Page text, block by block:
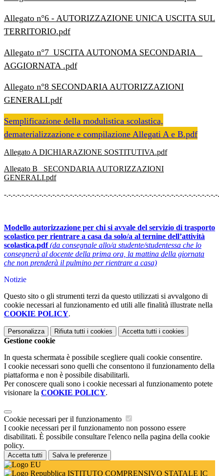
Allegato n°6 - AUTORIZZAZIONE UNICA USCITA SUL
TERRITORIO.pdf
Allegato n°7_USCITA AUTONOMA SECONDARIA _
AGGIORNATA .pdf
Allegato n°8 SECONDARIA AUTORIZZAZIONI
GENERALI.pdf
Semplificazione della modulistica scolastica,
dematerializzazione e compilazione Allegati A e B.pdf
Allegato A DICHIARAZIONE SOSTITUTIVA.pdf
Allegato B_ SECONDARIA AUTORIZZAZIONI
GENERALI.pdf
-.-.-.-.-.-.-.-.-.-.-.-.-.-.-.-.-.-.-.-.-.-.-.-.-.-.-.-.-.-.-.-.-.-.-.-.-.-.-.-.-.-.-.-.-.-.-.-
Modello autorizzazione per chi si avvale del servizio di trasporto
scolastico per rientrare a casa da solo/a al ternine dell’attività
scolastica.pdf (da consegnale allo/a studente/studentessa che lo
consegnerà al docente della prima ora, la mattina della giornata
che non prenderà il pulmino per rientrare a casa)
Notizie
Questo sito o gli strumenti terzi da questo utilizzati si avvalgono di
cookie necessari al funzionamento ed utili alle finalità illustrate nella
COOKIE POLICY.
Personalizza Rifiuta tutti i cookies Accetta tutti i cookies
Gestione cookie
In questa schermata è possibile scegliere quali cookie consentire.
I cookie necessari sono quelli che consentono il funzionamento della
piattaforma e non è possibile disabilitarli.
Per conoscere quali sono i cookie necessari al funzionamento potete
visionare la COOKIE POLICY.
Cookie necessari per il funzionamento
I cookie necessari per il funzionamento non possono essere
disabilitati. È possibile consultare l'elenco nella pagina della cookie
policy.
Accetta tutti Salva le preferenze
ISTITUTO COMPRENSIVO STATALE IC